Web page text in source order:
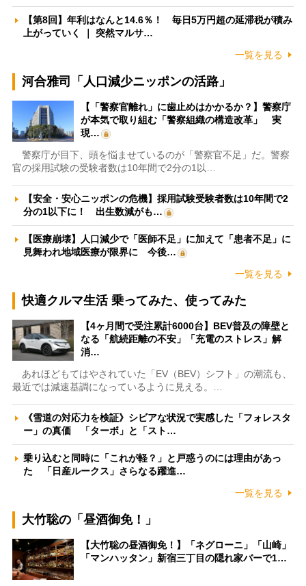
【第8回】年利はなんと14.6％！ 毎日5万円超の延滞税が積み
上がっていく ｜ 突然マルサ…
一覧を見る
河合雅司「人口減少ニッポンの活路」
【「警察官離れ」に歯止めはかかるか？】警察庁
が本気で取り組む「警察組織の構造改革」 実
現…
警察庁が目下、頭を悩ませているのが「警察官不足」だ。警察
官の採用試験の受験者数は10年間で2分の1以…
【安全・安心ニッポンの危機】採用試験受験者数は10年間で2
分の1以下に！ 出生数減がも…
【医療崩壊】人口減少で「医師不足」に加えて「患者不足」に
見舞われ地域医療が限界に 今後…
一覧を見る
快適クルマ生活 乗ってみた、使ってみた
【4ヶ月間で受注累計6000台】BEV普及の障壁と
なる「航続距離の不安」「充電のストレス」解
消…
あれほどもてはやされていた「EV（BEV）シフト」の潮流も、
最近では減速基調になっているように見える。…
《雪道の対応力を検証》シビアな状況で実感した「フォレスタ
ー」の真価 「ターボ」と「スト…
乗り込むと同時に「これが軽？」と戸惑うのには理由があっ
た 「日産ルークス」さらなる躍進…
一覧を見る
大竹聡の「昼酒御免！」
【大竹聡の昼酒御免！】「ネグローニ」「山崎」
「マンハッタン」新宿三丁目の隠れ家バーで1…